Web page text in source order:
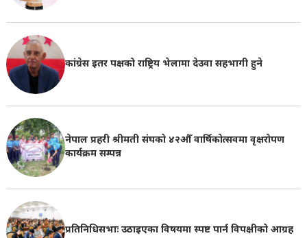
कांग्रेस इतर पक्षको राष्ट्रिय भेलामा देउवा सहभागी हुने
नेपाल प्रहरी श्रीमती संघको ४२औँ वार्षिकोत्सवमा वृक्षरोपण
कार्यक्रम सम्पन्न
प्रतिनिधिसभाः उठाइएका विषयमा स्पष्ट पार्न विपक्षीको आग्रह